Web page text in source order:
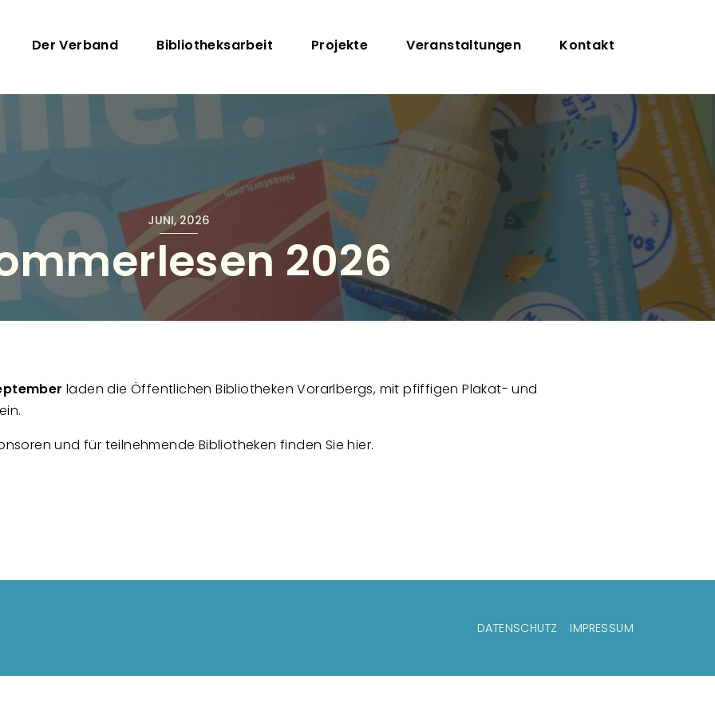
Hauptnavigation
Der Verband Bibliotheksarbeit Projekte Veranstaltungen Kontakt
JUNI, 2026
2026
laden die Öffentlichen Bibliotheken Vorarlbergs, mit pfiffigen Plakat- und
und für teilnehmende Bibliotheken finden Sie hier.
DATENSCHUTZ IMPRESSUM